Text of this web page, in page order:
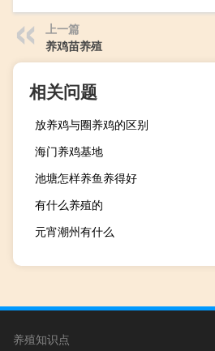
上一篇
养鸡苗养殖
相关问题
放养鸡与圈养鸡的区别
海门养鸡基地
池塘怎样养鱼养得好
有什么养殖的
元宵潮州有什么
养殖知识点